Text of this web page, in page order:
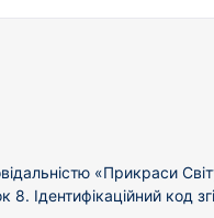
«Прикраси
8. Ідентифікаційний код